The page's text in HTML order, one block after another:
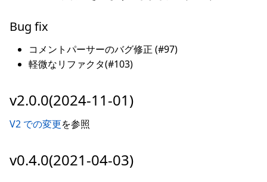
Bug fix
コメントパーサーのバグ修正 (#97)
軽微なリファクタ(#103)
v2.0.0(2024-11-01)
V2 での変更を参照
v0.4.0(2021-04-03)